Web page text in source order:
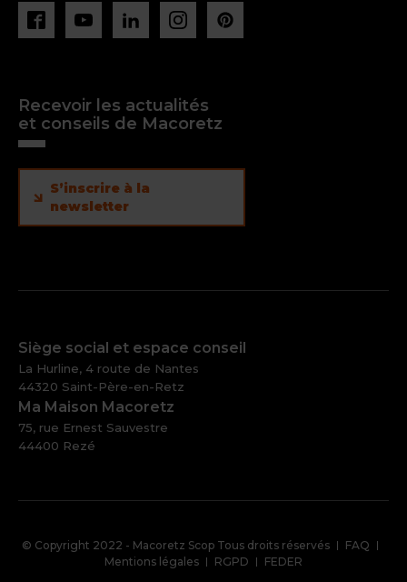
Recevoir les actualités
et conseils de Macoretz
S’inscrire à la
newsletter
Siège social et espace conseil
La Hurline, 4 route de Nantes
44320 Saint-Père-en-Retz
Ma Maison Macoretz
75, rue Ernest Sauvestre
44400 Rezé
Pied
© Copyright 2022 - Macoretz Scop Tous droits réservés
FAQ
Mentions légales
RGPD FEDER